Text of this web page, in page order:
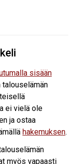
sisään
talouselämän
ei vielä ole
ja ostaa
hakemuksen.
myös vapaasti